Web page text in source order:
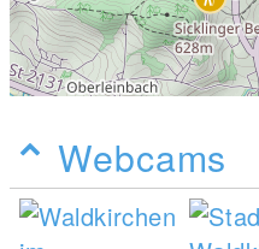
Webcams